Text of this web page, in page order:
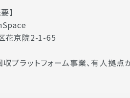
】
花京院2-1-65
収プラットフォーム事業、有人拠